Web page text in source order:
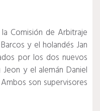
Comisión de Arbitraje
y el holandés Jan
por los dos nuevos
y el alemán Daniel
Ambos son supervisores